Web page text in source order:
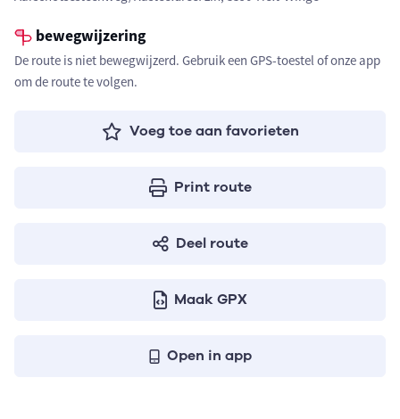
bewegwijzering
De route is niet bewegwijzerd. Gebruik een GPS-toestel of onze app
om de route te volgen.
Voeg toe aan favorieten
Print route
Deel route
Maak GPX
Open in app